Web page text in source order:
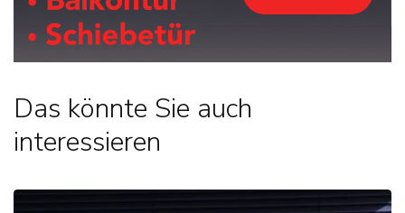
Das könnte Sie auch
interessieren